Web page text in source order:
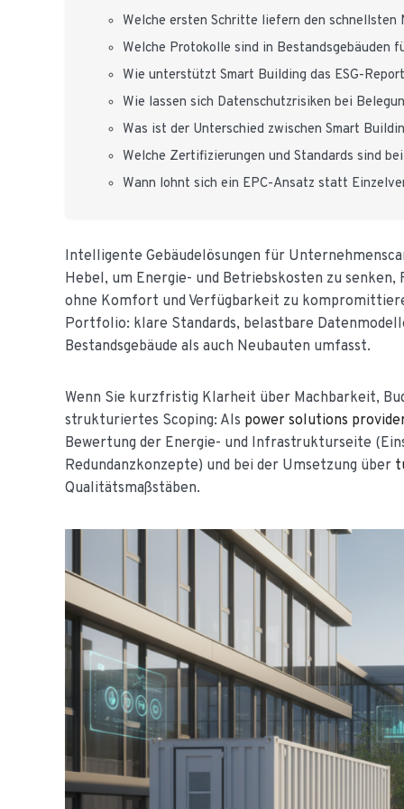
Welche ersten Schritte liefern den schnellsten
Welche Protokolle sind in Bestandsgebäuden
Wie unterstützt Smart Building das ESG-
Wie lassen sich Datenschutzrisiken bei
Was ist der Unterschied zwischen Smart
Welche Zertifizierungen und Standards sind
Wann lohnt sich ein EPC-Ansatz statt
Intelligente Gebäudelösungen für
Hebel, um Energie- und Betriebskosten zu
ohne Komfort und Verfügbarkeit zu
Portfolio: klare Standards, belastbare
Bestandsgebäude als auch Neubauten umfasst.
Wenn Sie kurzfristig Klarheit über Machbarkeit,
strukturiertes Scoping: Als power solutions
Bewertung der Energie- und Infrastrukturseite
Redundanzkonzepte) und bei der Umsetzung über
Qualitätsmaßstäben.